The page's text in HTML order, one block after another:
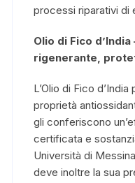
processi riparativi di
Olio di Fico
rigenerante,
L’Olio di Fico
proprietà
gli conferiscono
certificata e
Università di
deve inoltre la sua